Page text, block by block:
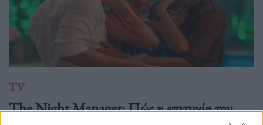
TV
The Night Manager: Πώς η επιτυχία του